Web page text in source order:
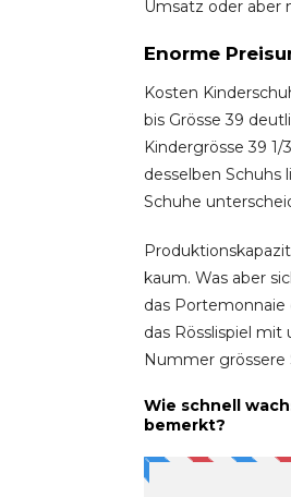
Umsatz oder aber
Enorme
Kosten
bis Grösse 39
Kindergrösse 39
desselben
Schuhe
kaum. Was aber
das Portemonnaie
das Rösslispiel
Nummer grössere
Wie schnell
bemerkt?